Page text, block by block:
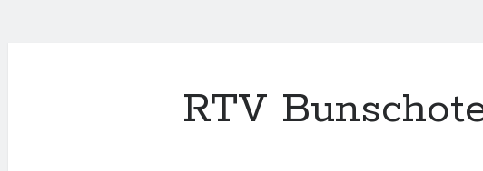
RTV